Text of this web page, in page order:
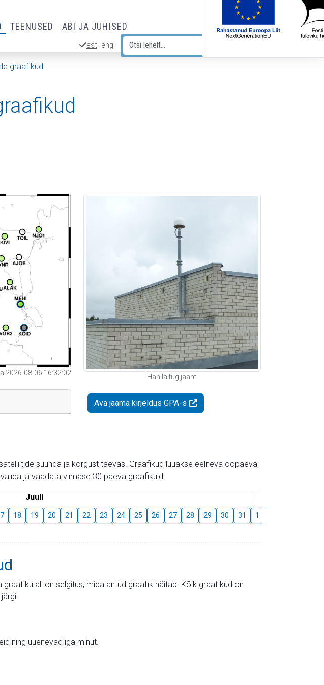
TEENUSED ABI JA JUHISED
est eng
graafikud
2026-08-06 16:32:02
Hanila tugijaam
Ava jaama kirjeldus GPA-s
suunda ja kõrgust taevas. Graafikud luuakse eelneva ööpäeva
ja vaadata viimase 30 päeva graafikuid.
Juuli
18 19 20 21 22 23 24 25 26 27 28 29 30 31 1
all on selgitus, mida antud graafik näitab. Kõik graafikud on
ning uuenevad iga minut.